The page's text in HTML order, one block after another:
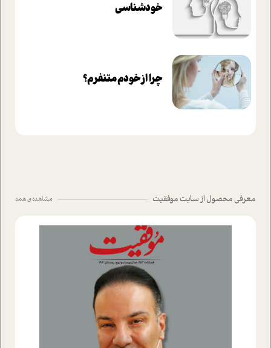
خودشناسی
چرا از خودم متنفرم؟
معرفی محصول از سایت موفقیت مشاهده ی همه